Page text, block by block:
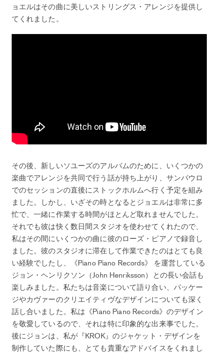
ョエルはその曲に美しいストリングス・アレンジを提供し
てくれました。
その後、新しいソユーズのアルバムのために、いくつかの
楽曲でアレンジを共同で行う話が持ち上がり、サンパウロ
でのセッションの直後にストックホルムへ行く予定を組み
ました。しかし、いざその時となるとジョエルは非常に多
忙で、一緒に作業する時間がほとんど取れませんでした。
それでも彼は快く数日間スタジオを使わせてくれたので、
私はその間にいくつかの曲に彼のローズ・ピアノで録音し
ました。彼のスタジオに滞在して作業できたのはとても良
い経験でしたし、《Piano Piano Records》 を運営している
ジョン・ヘンリクソン（John Henriksson）との長い会話も
楽しみました。私たちは音楽について語り合い、パッケー
ジやカヴァーのクリエイティヴなデザインについても深く
話し合いました。私は《Piano Piano Records》のデザイン
を敬愛しているので、それは特に印象的な出来事でした。
後にジョンは、私が『KROK』のジャケット・デザインを
制作していた際にも、とても貴重なアドバイスをくれまし